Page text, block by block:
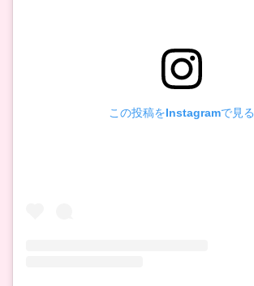
この投稿をInstagramで見る